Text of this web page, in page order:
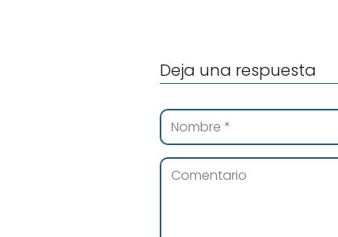
Deja una respuesta